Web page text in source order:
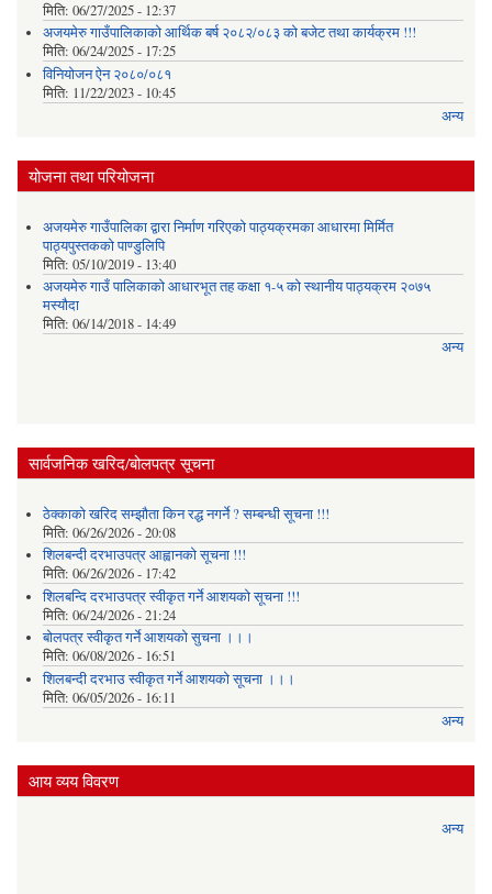
मिति: 06/27/2025 - 12:37
अजयमेरु गाउँपालिकाको आर्थिक बर्ष २०८२/०८३ को बजेट तथा कार्यक्रम !!!
मिति: 06/24/2025 - 17:25
विनियोजन ऐन २०८०/०८१
मिति: 11/22/2023 - 10:45
अन्य
योजना तथा परियोजना
अजयमेरु गाउँपालिका द्वारा निर्माण गरिएको पाठ्यक्रमका आधारमा मिर्मित
पाठ्यपुस्तकको पाण्डुलिपि
मिति: 05/10/2019 - 13:40
अजयमेरु गाउँ पालिकाको आधारभूत तह कक्षा १-५ को स्थानीय पाठ्यक्रम २०७५
मस्यौदा
मिति: 06/14/2018 - 14:49
अन्य
सार्वजनिक खरिद/बोलपत्र सूचना
ठेक्काको खरिद सम्झौता किन रद्ध नगर्ने ? सम्बन्धी सूचना !!!
मिति: 06/26/2026 - 20:08
शिलबन्दी दरभाउपत्र आह्वानको सूचना !!!
मिति: 06/26/2026 - 17:42
शिलबन्दि दरभाउपत्र स्वीकृत गर्ने आशयकाे सूचना !!!
मिति: 06/24/2026 - 21:24
बोलपत्र स्वीकृत गर्ने आशयको सुचना ।।।
मिति: 06/08/2026 - 16:51
शिलबन्दी दरभाउ स्वीकृत गर्ने आशयको सूचना ।।।
मिति: 06/05/2026 - 16:11
अन्य
आय व्यय विवरण
अन्य